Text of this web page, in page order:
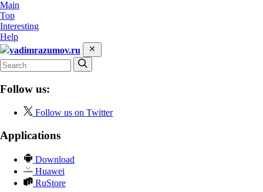
Main
Top
Interesting
Help
vadimrazumov.ru
Follow us:
Follow us on Twitter
Applications
Download
Huawei
RuStore